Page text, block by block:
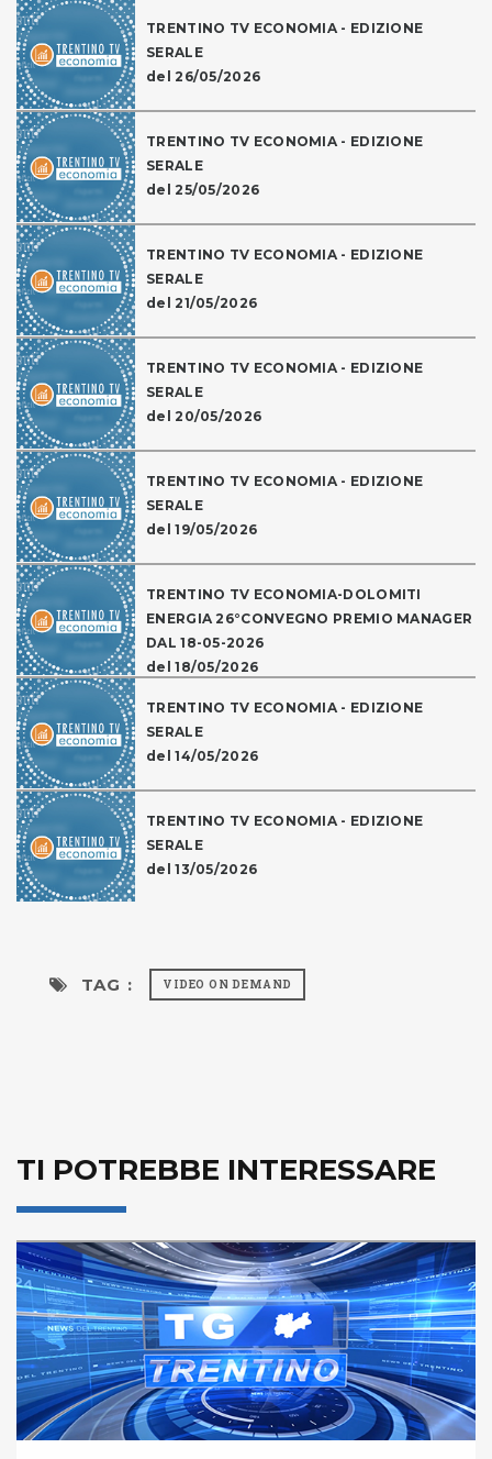
TRENTINO TV ECONOMIA - EDIZIONE
SERALE
del 26/05/2026
TRENTINO TV ECONOMIA - EDIZIONE
SERALE
del 25/05/2026
TRENTINO TV ECONOMIA - EDIZIONE
SERALE
del 21/05/2026
TRENTINO TV ECONOMIA - EDIZIONE
SERALE
del 20/05/2026
TRENTINO TV ECONOMIA - EDIZIONE
SERALE
del 19/05/2026
TRENTINO TV ECONOMIA-DOLOMITI
ENERGIA 26°CONVEGNO PREMIO MANAGER
DAL 18-05-2026
del 18/05/2026
TRENTINO TV ECONOMIA - EDIZIONE
SERALE
del 14/05/2026
TRENTINO TV ECONOMIA - EDIZIONE
SERALE
del 13/05/2026
TAG : VIDEO ON DEMAND
TI POTREBBE INTERESSARE